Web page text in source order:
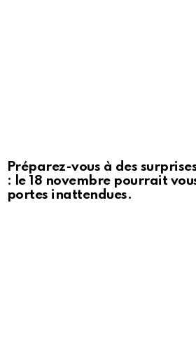
Préparez-vous à des
: le 18 novembre pourrait
portes inattendues.